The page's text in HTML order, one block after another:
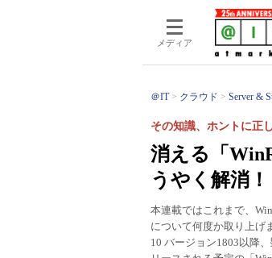
メディア
＠IT クラウド Server &
消える「
うやく解消！
その知識、ホントに正
本連載ではこれまで、
について何度か取り上げ
10 バージョン1803以降